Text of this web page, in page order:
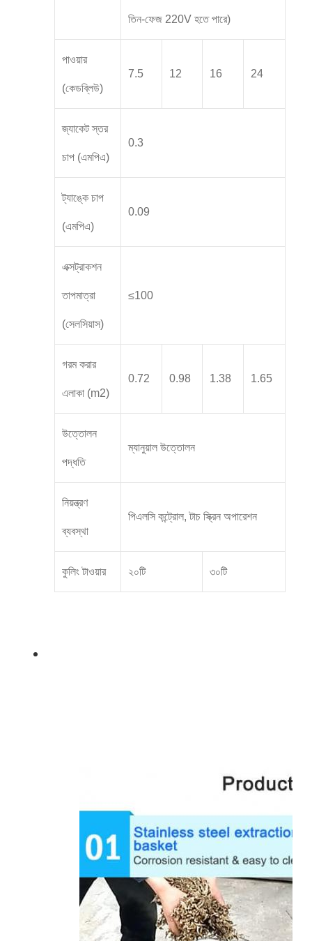
তিন-ফেজ 220V হতে পারে)
পাওয়ার
(কেডব্লিউ)
7.5 12 16 24
জ্যাকেট স্তর
চাপ (এমপিএ)
0.3
ট্যাঙ্কে চাপ
(এমপিএ)
0.09
এক্সট্রাকশন
তাপমাত্রা
(সেলসিয়াস)
≤100
গরম করার
এলাকা (m2)
0.72 0.98 1.38 1.65
উত্তোলন
পদ্ধতি
ম্যানুয়াল উত্তোলন
নিয়ন্ত্রণ
ব্যবস্থা
পিএলসি কন্ট্রোল, টাচ স্ক্রিন অপারেশন
কুলিং টাওয়ার ২০টি ৩০টি